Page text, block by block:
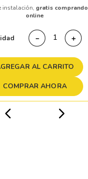
instalación, gratis comprando
online
＋
－
AL CARRITO
COMPRAR AHORA